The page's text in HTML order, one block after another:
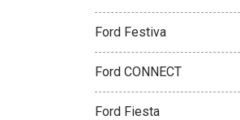
Ford Festiva
Ford CONNECT
Ford Fiesta